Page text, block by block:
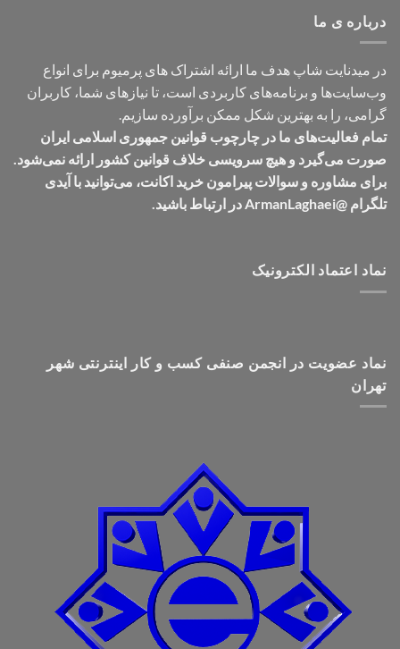
درباره ی ما
در میدنایت شاپ هدف ما ارائه اشتراک های پرمیوم برای انواع
وب‌سایت‌ها و برنامه‌های کاربردی است، تا نیازهای شما، کاربران
گرامی، را به بهترین شکل ممکن برآورده سازیم.
تمام فعالیت‌های ما در چارچوب قوانین جمهوری اسلامی ایران
صورت می‌گیرد و هیچ سرویسی خلاف قوانین کشور ارائه نمی‌شود.
برای مشاوره و سوالات پیرامون خرید اکانت، می‌توانید با آیدی
تلگرام @ArmanLaghaei در ارتباط باشید.
نماد اعتماد الکترونیک
نماد عضویت در انجمن صنفی کسب و کار اینترنتی شهر
تهران